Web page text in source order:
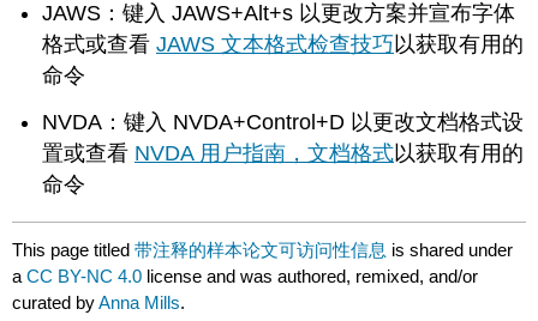
JAWS：键入 JAWS+Alt+s 以更改方案并宣布字体
格式或查看JAWS 文本格式检查技巧以获取有用的
命令
NVDA：键入 NVDA+Control+D 以更改文档格式设
置或查看 NVDA 用户指南，文档格式以获取有用的
命令
This page titled带注释的样本论文可访问性信息 is shared under
aCC BY-NC 4.0 license and was authored, remixed, and/or
curated byAnna Mills.